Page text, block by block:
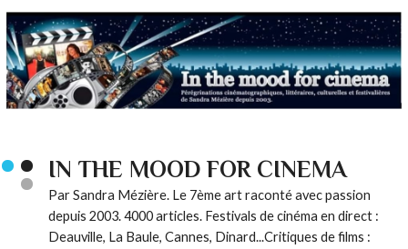
IN THE MOOD FOR CINEMA
Par Sandra Mézière. Le 7ème art raconté avec passion
depuis 2003. 4000 articles. Festivals de cinéma en direct :
Deauville, La Baule, Cannes, Dinard...Critiques de films :